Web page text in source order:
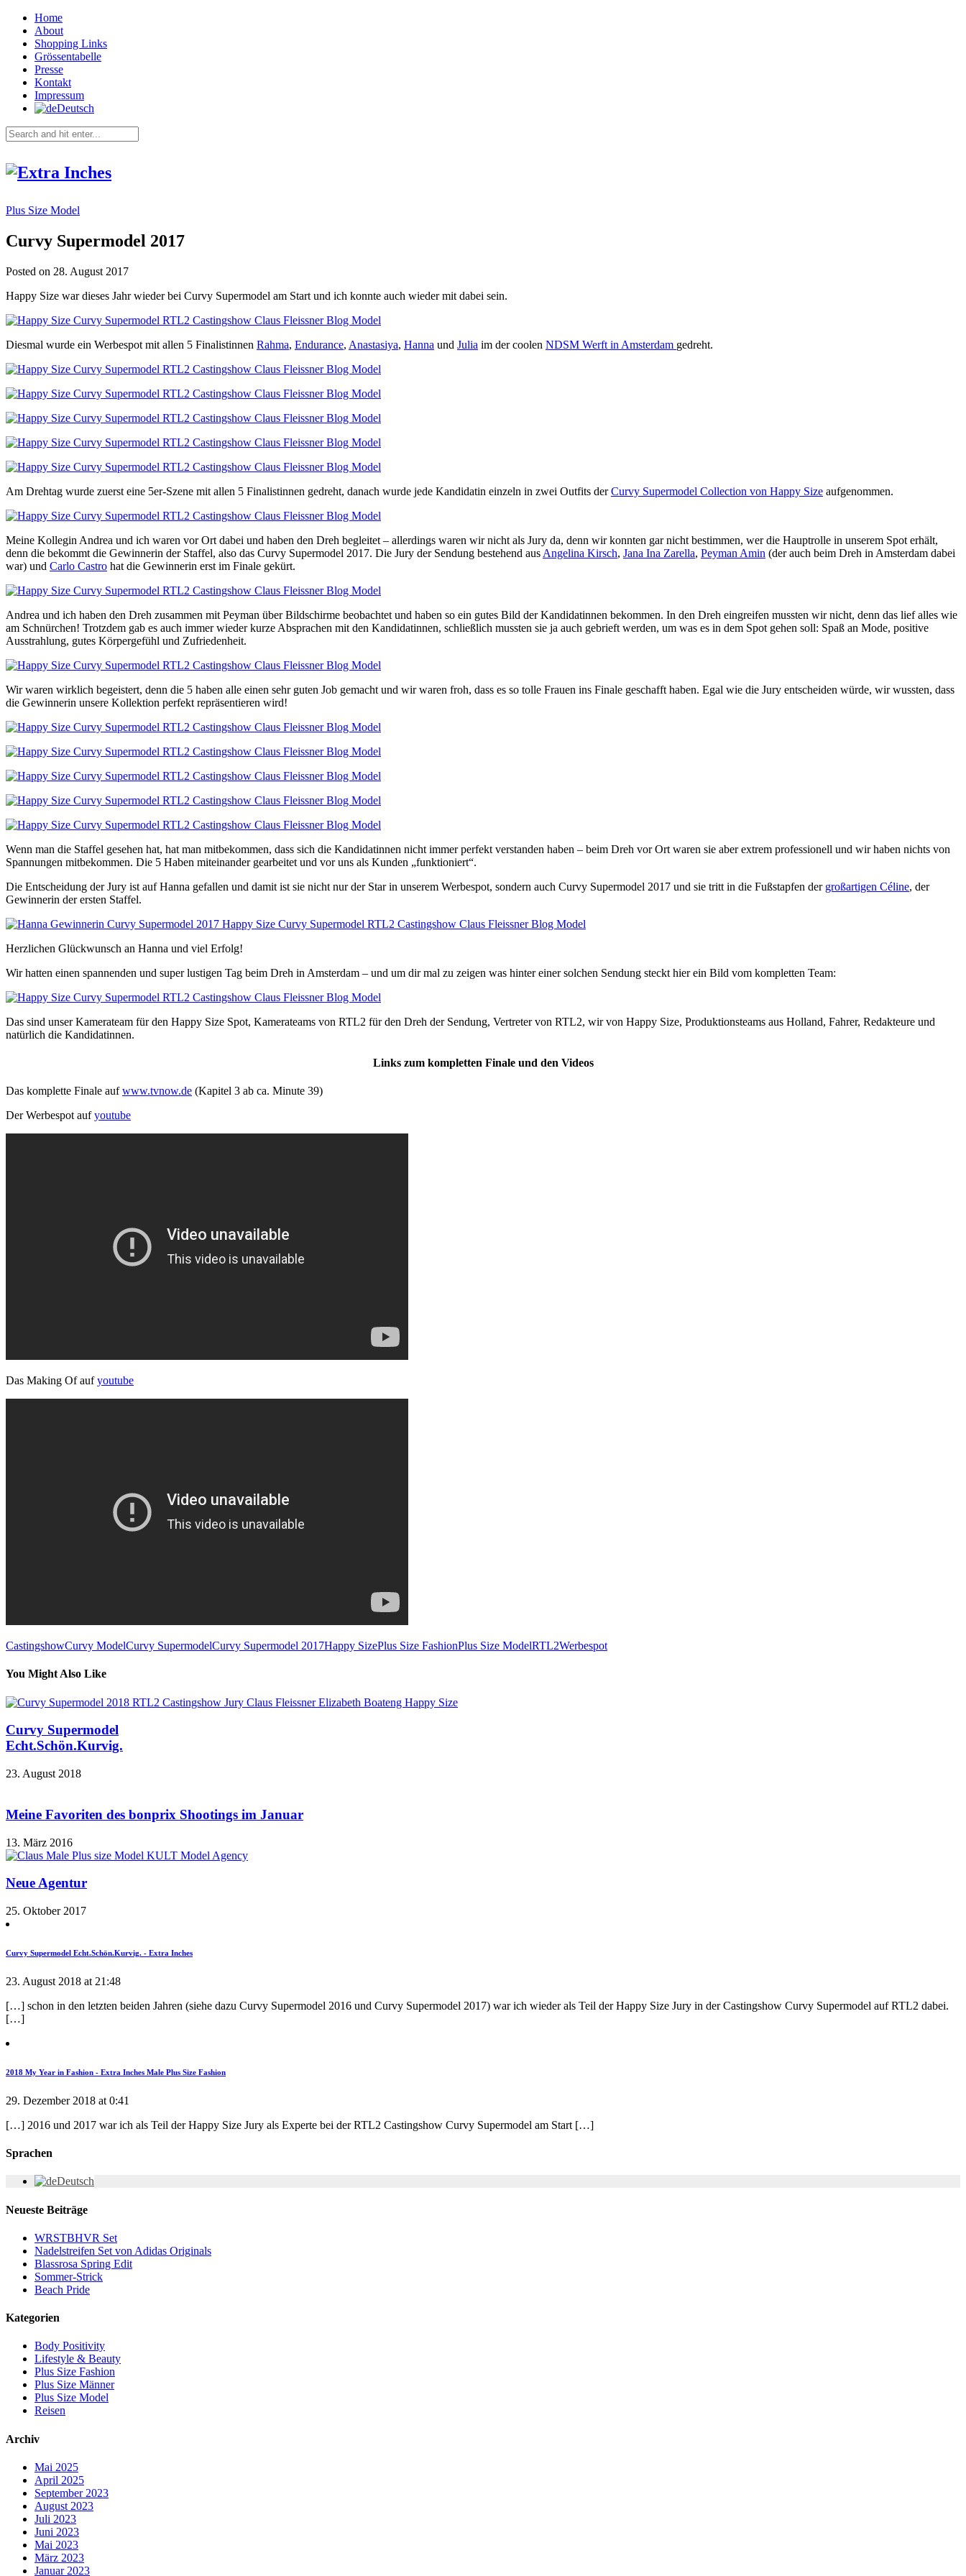
Home
About
Shopping Links
Grössentabelle
Presse
Kontakt
Impressum
Deutsch
Plus Size Model
Curvy Supermodel 2017
Posted on 28. August 2017
Happy Size war dieses Jahr wieder bei Curvy Supermodel am Start und ich konnte auch wieder mit dabei sein.
Diesmal wurde ein Werbespot mit allen 5 Finalistinnen Rahma, Endurance, Anastasiya, Hanna und Julia im der coolen NDSM Werft in Amsterdam gedreht.
Am Drehtag wurde zuerst eine 5er-Szene mit allen 5 Finalistinnen gedreht, danach wurde jede Kandidatin einzeln in zwei Outfits derCurvy Supermodel Collection von Happy Size aufgenommen.
Meine Kollegin Andrea und ich waren vor Ort dabei und haben den Dreh begleitet – allerdings waren wir nicht als Jury da, denn wir konnten gar nicht bestimmen, wer die Hauptrolle in unserem Spot erhält,
denn die bekommt die Gewinnerin der Staffel, also das Curvy Supermodel 2017. Die Jury der Sendung bestehend aus Angelina Kirsch, Jana Ina Zarella, Peyman Amin (der auch beim Dreh in Amsterdam dabei
war) und Carlo Castro hat die Gewinnerin erst im Finale gekürt.
Andrea und ich haben den Dreh zusammen mit Peyman über Bildschirme beobachtet und haben so ein gutes Bild der Kandidatinnen bekommen. In den Dreh eingreifen mussten wir nicht, denn das lief alles wie
am Schnürchen! Trotzdem gab es auch immer wieder kurze Absprachen mit den Kandidatinnen, schließlich mussten sie ja auch gebrieft werden, um was es in dem Spot gehen soll: Spaß an Mode, positive
Ausstrahlung, gutes Körpergefühl und Zufriedenheit.
Wir waren wirklich begeistert, denn die 5 haben alle einen sehr guten Job gemacht und wir waren froh, dass es so tolle Frauen ins Finale geschafft haben. Egal wie die Jury entscheiden würde, wir wussten, dass
die Gewinnerin unsere Kollektion perfekt repräsentieren wird!
Wenn man die Staffel gesehen hat, hat man mitbekommen, dass sich die Kandidatinnen nicht immer perfekt verstanden haben – beim Dreh vor Ort waren sie aber extrem professionell und wir haben nichts von
Spannungen mitbekommen. Die 5 Haben miteinander gearbeitet und vor uns als Kunden „funktioniert“.
Die Entscheidung der Jury ist auf Hanna gefallen und damit ist sie nicht nur der Star in unserem Werbespot, sondern auch Curvy Supermodel 2017 und sie tritt in die Fußstapfen der großartigen Céline, der
Gewinnerin der ersten Staffel.
Herzlichen Glückwunsch an Hanna und viel Erfolg!
Wir hatten einen spannenden und super lustigen Tag beim Dreh in Amsterdam – und um dir mal zu zeigen was hinter einer solchen Sendung steckt hier ein Bild vom kompletten Team:
Das sind unser Kamerateam für den Happy Size Spot, Kamerateams von RTL2 für den Dreh der Sendung, Vertreter von RTL2, wir von Happy Size, Produktionsteams aus Holland, Fahrer, Redakteure und
natürlich die Kandidatinnen.
Links zum kompletten Finale und den Videos
Das komplette Finale aufwww.tvnow.de (Kapitel 3 ab ca. Minute 39)
Der Werbespot aufyoutube
Das Making Of aufyoutube
CastingshowCurvy ModelCurvy SupermodelCurvy Supermodel 2017Happy SizePlus Size FashionPlus Size ModelRTL2Werbespot
You Might Also Like
Curvy Supermodel
Echt.Schön.Kurvig.
23. August 2018
Meine Favoriten des bonprix Shootings im Januar
13. März 2016
Neue Agentur
25. Oktober 2017
Curvy Supermodel Echt.Schön.Kurvig. - Extra Inches
23. August 2018 at 21:48
[…] schon in den letzten beiden Jahren (siehe dazu Curvy Supermodel 2016 und Curvy Supermodel 2017) war ich wieder als Teil der Happy Size Jury in der Castingshow Curvy Supermodel auf RTL2 dabei.
[…]
2018 My Year in Fashion - Extra Inches Male Plus Size Fashion
29. Dezember 2018 at 0:41
[…] 2016 und 2017 war ich als Teil der Happy Size Jury als Experte bei der RTL2 Castingshow Curvy Supermodel am Start […]
Sprachen
Deutsch
Neueste Beiträge
WRSTBHVR Set
Nadelstreifen Set von Adidas Originals
Blassrosa Spring Edit
Sommer-Strick
Beach Pride
Kategorien
Body Positivity
Lifestyle & Beauty
Plus Size Fashion
Plus Size Männer
Plus Size Model
Reisen
Archiv
Mai 2025
April 2025
September 2023
August 2023
Juli 2023
Juni 2023
Mai 2023
März 2023
Januar 2023